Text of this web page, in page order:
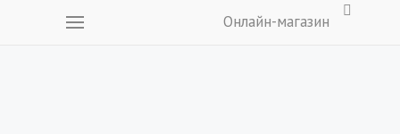
Онлайн-магазин